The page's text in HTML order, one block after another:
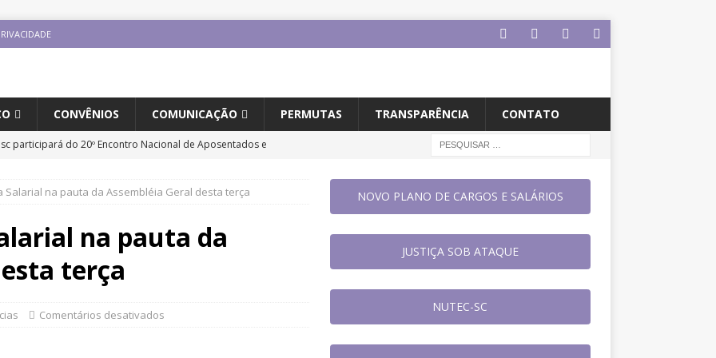
CONVÊNIOS COMUNICAÇÃO PERMUTAS TRANSPARÊNCIA CONTATO
participará do 20º Encontro Nacional de Aposentados e
se reúne com a nova coordenadora do Fórum de Carreira do
trabalhos
DESTAQUES
Direito LGBTQIA+ e Justiça terá participação de servidor
Salarial na pauta da Assembléia Geral desta terça
na pauta da
terça
Comentários desativados
NOVO PLANO DE CARGOS E SALÁRIOS
JUSTIÇA SOB ATAQUE
NUTEC-SC